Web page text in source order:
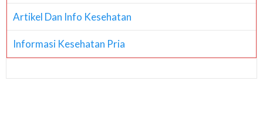
Artikel Dan Info Kesehatan
Informasi Kesehatan Pria